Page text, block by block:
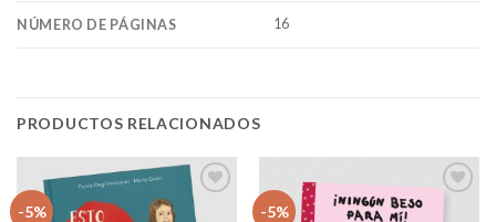
NÚMERO DE PÁGINAS 16
PRODUCTOS RELACIONADOS
-5%
Añadir
-5%